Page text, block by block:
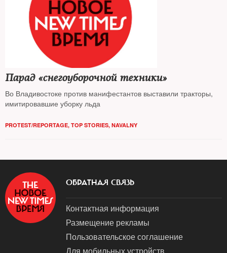
Парад «снегоуборочной техники»
Во Владивостоке против манифестантов выставили тракторы,
имитировавшие уборку льда
PROTEST/REPORTAGE, TOP STORIES, NAVALNY
ОБРАТНАЯ СВЯЗЬ
Контактная информация
Размещение рекламы
Пользовательское соглашение